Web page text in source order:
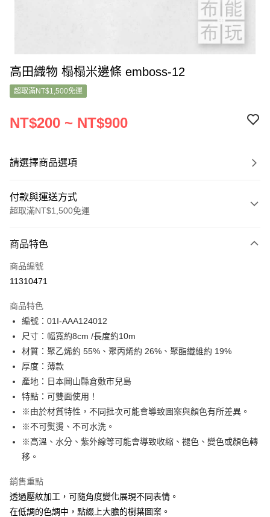
高田織物 榻榻米邊條 emboss-12
超取滿NT$1,500免運
NT$200 ~ NT$900
請選擇商品選項
付款與運送方式
超取滿NT$1,500免運
信用卡一次付款
超商取貨付款
Apple Pay
街口支付
Google Pay
大哥付你分期
相關說明
【大哥付你分期使用說明】
1.本服務由台灣大哥大提供，台灣大哥大用戶可立即使用無須另外申請。
流程，驗證手機門號後，選擇欲分期的期數、繳款截止日，確認付款後即完
成交易。
4.訂單成立30分鐘內，如未前往確認交易或遇審核未通過，訂單將自動取
法說明評估內容。
【繳款方式說明】
AFTEE先享後付
相關說明
【關於「AFTEE先享後付」】
AFTEE先享後付是「在收到商品之後才付款」的支付方式。 讓您購物簡單
１．簡單：不需註冊會員、不需綁卡、不需儲值。
２．便利：只要手機號碼，簡訊認證，即可結帳。
ATM付款
全家取貨付款
商品特色
商品編號
11310471
商品特色
編號：01I-AAA124012
尺寸：幅寬約8cm /長度約10m
材質：聚乙烯約 55%、聚丙烯約 26%、聚酯纖維約 19%
厚度：薄款
產地：日本岡山縣倉敷市兒島
特點：可雙面使用！
※由於材質特性，不同批次可能會導致圖案與顏色有所差異。
※不可熨燙、不可水洗。
※高溫、水分、紫外線等可能會導致收縮、褪色、變色或顏色轉
移。
銷售重點
透過壓紋加工，可隨角度變化展現不同表情。
在低調的色調中，點綴上大膽的樹葉圖案。